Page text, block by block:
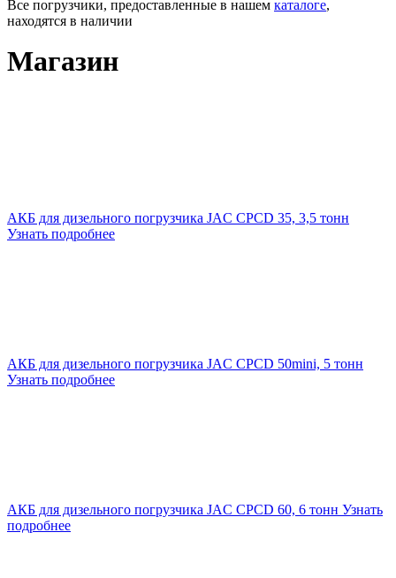
Все погрузчики, предоставленные в нашем каталоге,
находятся в наличии
Магазин
АКБ для дизельного погрузчика JAC CPCD 35, 3,5 тонн
Узнать подробнее
АКБ для дизельного погрузчика JAC CPCD 50mini, 5 тонн
Узнать подробнее
АКБ для дизельного погрузчика JAC CPCD 60, 6 тонн Узнать
подробнее